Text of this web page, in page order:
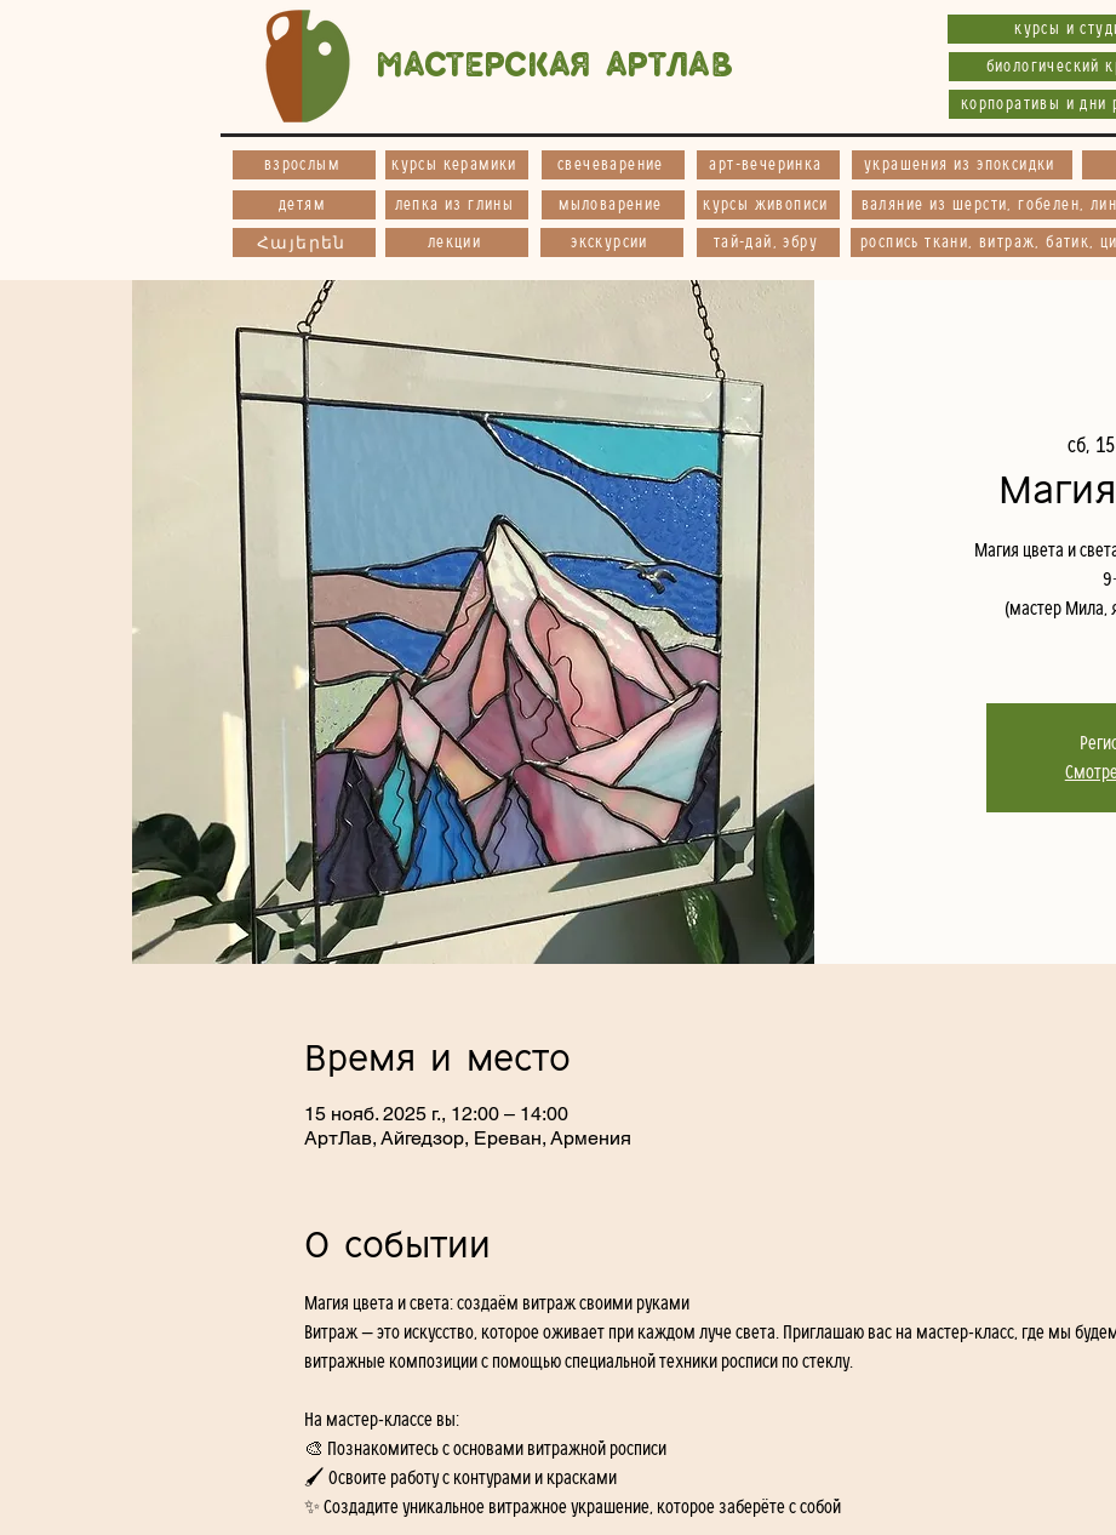
Мастерская АртЛав
курсы и
биологический
корпоративы и дни
взрослым курсы керамики свечеварение арт-вечеринка украшения из эпоксидки
детям лепка из глины
Հայերեն лекции
мыловарение
экскурсии
курсы живописи
тай-дай, эбру
валяние из шерсти, гобелен,
роспись ткани, витраж, батик,
сб,
Магия цвета и
(мастер Мила,
Время и место
15 нояб. 2025 г., 12:00 – 14:00
АртЛав, Айгедзор, Ереван, Армения
О событии
Магия цвета и света: создаём витраж своими руками
Витраж — это искусство, которое оживает при каждом луче света. Приглашаю вас на мастер-класс, где мы
витражные композиции с помощью специальной техники росписи по стеклу.
На мастер-классе вы:
🎨 Познакомитесь с основами витражной росписи
🖌️ Освоите работу с контурами и красками
✨ Создадите уникальное витражное украшение, которое заберёте с собой